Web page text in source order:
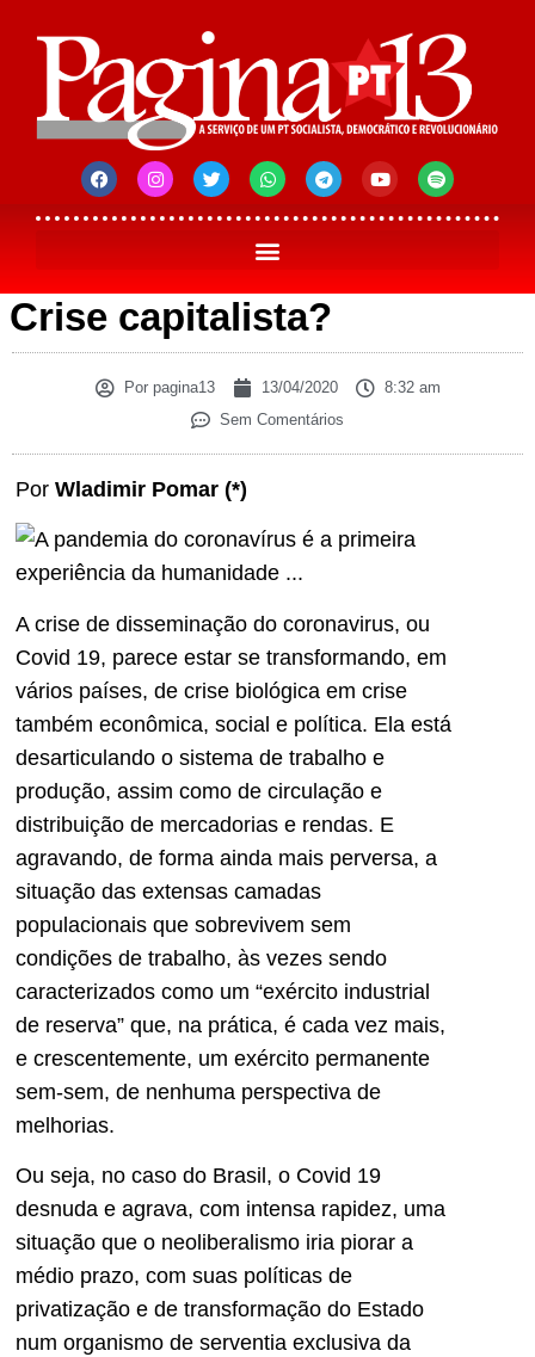
Crise capitalista?
Porpagina13 13/04/2020
8:32 am
Sem Comentários
Por Wladimir Pomar (*)
A crise de disseminação do coronavirus, ou
Covid 19, parece estar se transformando, em
vários países, de crise biológica em crise
também econômica, social e política. Ela está
desarticulando o sistema de trabalho e
produção, assim como de circulação e
distribuição de mercadorias e rendas. E
agravando, de forma ainda mais perversa, a
situação das extensas camadas
populacionais que sobrevivem sem
condições de trabalho, às vezes sendo
caracterizados como um “exército industrial
de reserva” que, na prática, é cada vez mais,
e crescentemente, um exército permanente
sem-sem, de nenhuma perspectiva de
melhorias.
Ou seja, no caso do Brasil, o Covid 19
desnuda e agrava, com intensa rapidez, uma
situação que o neoliberalismo iria piorar a
médio prazo, com suas políticas de
privatização e de transformação do Estado
num organismo de serventia exclusiva da